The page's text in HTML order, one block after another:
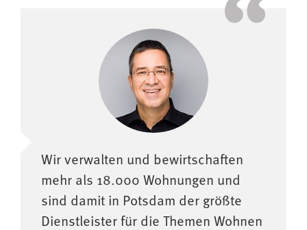
Wir verwalten und bewirtschaften
mehr als 18.000 Wohnungen und
sind damit in Potsdam der größte
Dienstleister für die Themen Wohnen